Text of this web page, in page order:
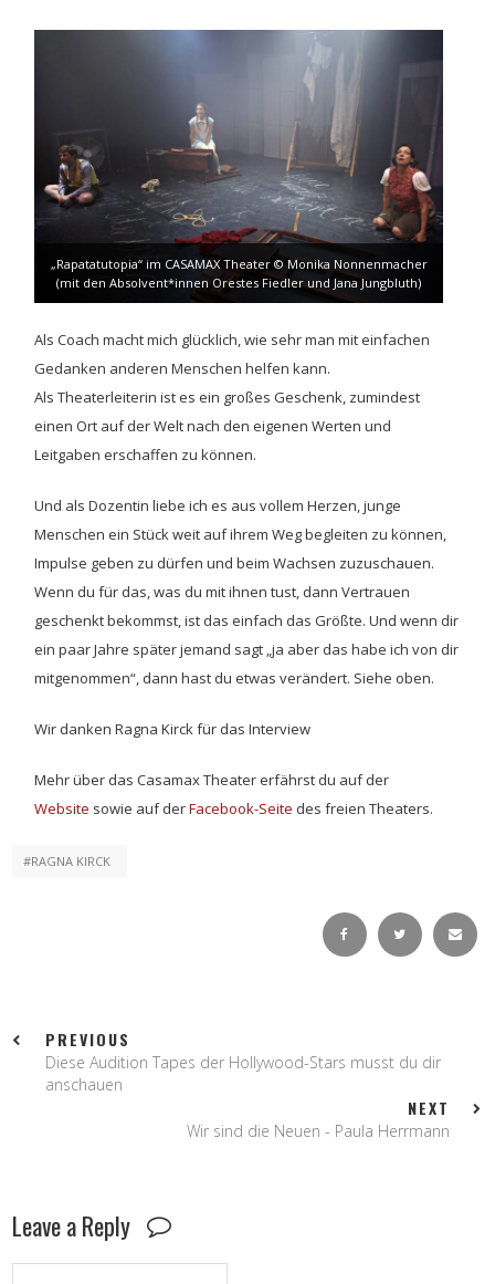
„Rapatatutopia“ im CASAMAX Theater © Monika Nonnenmacher
(mit den Absolvent*innen Orestes Fiedler und Jana Jungbluth)
Als Coach macht mich glücklich, wie sehr man mit einfachen
Gedanken anderen Menschen helfen kann.
Als Theaterleiterin ist es ein großes Geschenk, zumindest
einen Ort auf der Welt nach den eigenen Werten und
Leitgaben erschaffen zu können.
Und als Dozentin liebe ich es aus vollem Herzen, junge
Menschen ein Stück weit auf ihrem Weg begleiten zu können,
Impulse geben zu dürfen und beim Wachsen zuzuschauen.
Wenn du für das, was du mit ihnen tust, dann Vertrauen
geschenkt bekommst, ist das einfach das Größte. Und wenn dir
ein paar Jahre später jemand sagt „ja aber das habe ich von dir
mitgenommen“, dann hast du etwas verändert. Siehe oben.
Wir danken Ragna Kirck für das Interview
Mehr über das Casamax Theater erfährst du auf der
Website sowie auf derFacebook-Seite des freien Theaters.
RAGNA KIRCK
PREVIOUS
Diese Audition Tapes der Hollywood-Stars musst du dir
anschauen
NEXT
Wir sind die Neuen - Paula Herrmann
Leave a Reply